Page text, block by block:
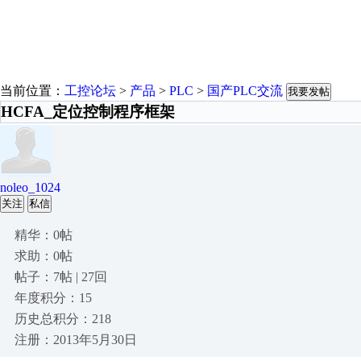
当前位置： 工控论坛 > 产品 > PLC > 国产PLC交流 我要发帖
HCFA_定位控制程序框架
noleo_1024
关注 私信
精华：0帖
求助：0帖
帖子：7帖 | 27回
年度积分：15
历史总积分：218
注册：2013年5月30日